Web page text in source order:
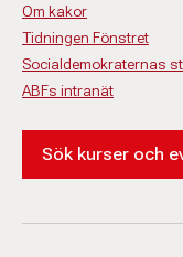
Om kakor
Tidningen Fönstret
Socialdemokraternas
ABFs intranät
Sök kurser och